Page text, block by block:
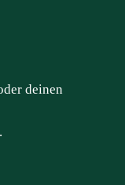
deinen